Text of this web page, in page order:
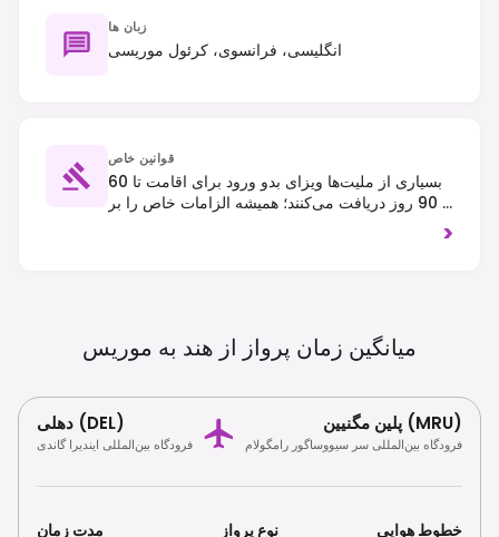
زبان ها
انگلیسی، فرانسوی، کرئول موریسی
قوانین خاص
بسیاری از ملیت‌ها ویزای بدو ورود برای اقامت تا 60
یا 90 روز دریافت می‌کنند؛ همیشه الزامات خاص را بر
اساس ملیت خود بررسی کنید. رانندگی در سمت چپ>
میانگین زمان پرواز از هند به موریس
دهلی (DEL)
فرودگاه بین‌المللی ایندیرا گاندی
پلین مگنیین (MRU)
فرودگاه بین‌المللی سر سیووساگور رامگولام
مدت زمان نوع پرواز خطوط هوایی